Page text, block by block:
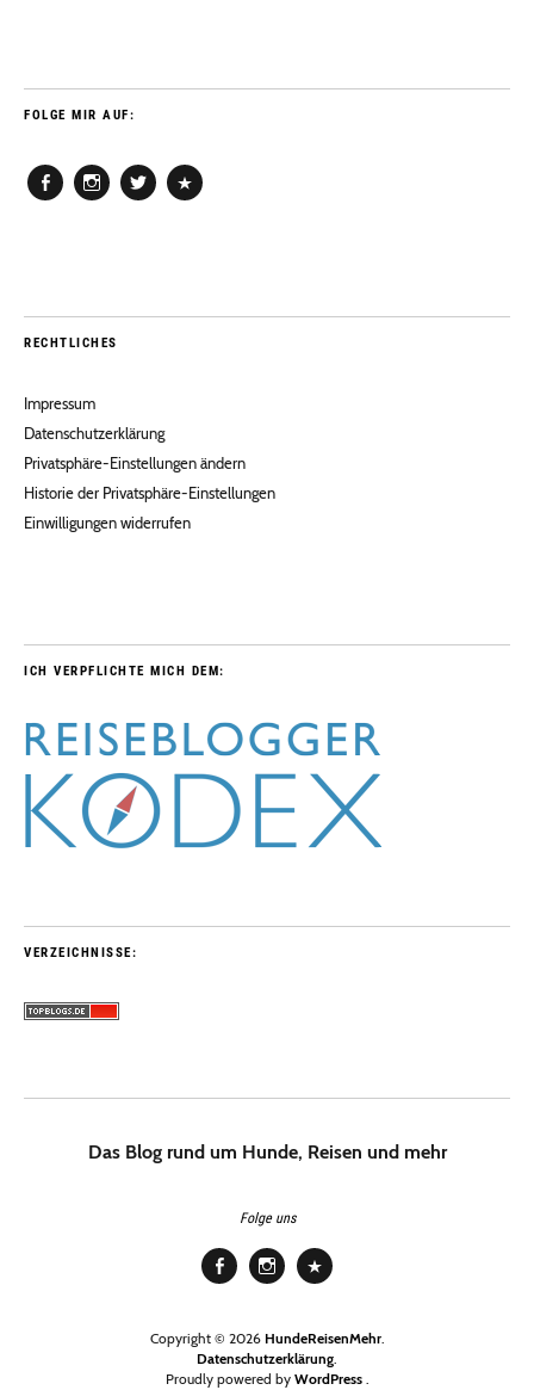
FOLGE MIR AUF:
RECHTLICHES
Impressum
Datenschutzerklärung
Privatsphäre-Einstellungen ändern
Historie der Privatsphäre-Einstellungen
Einwilligungen widerrufen
ICH VERPFLICHTE MICH DEM:
VERZEICHNISSE:
Das Blog rund um Hunde, Reisen und mehr
Folge uns
Copyright © 2026 HundeReisenMehr
Datenschutzerklärung
Proudly powered by WordPress